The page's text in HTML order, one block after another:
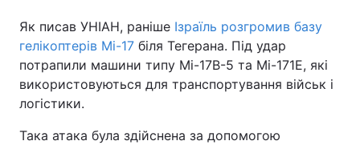
Як писав УНІАН, раніше Ізраїль розгромив базу
гелікоптерів Мі-17 біля Тегерана. Під удар
потрапили машини типу Мі-17В-5 та Мі-171Е, які
використовуються для транспортування військ і
логістики.
Така атака була здійснена за допомогою